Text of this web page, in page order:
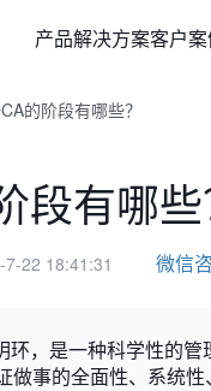
产品解决方案客户
的阶段有哪些？
段有哪些
22 18:41:31 微信
环，是一种科学性的
做事的全面性、系统性